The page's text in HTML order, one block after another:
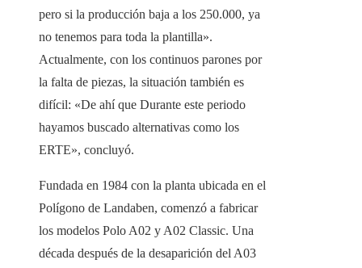
pero si la producción baja a los 250.000, ya
no tenemos para toda la plantilla».
Actualmente, con los continuos parones por
la falta de piezas, la situación también es
difícil: «De ahí que Durante este periodo
hayamos buscado alternativas como los
ERTE», concluyó.
Fundada en 1984 con la planta ubicada en el
Polígono de Landaben, comenzó a fabricar
los modelos Polo A02 y A02 Classic. Una
década después de la desaparición del A03